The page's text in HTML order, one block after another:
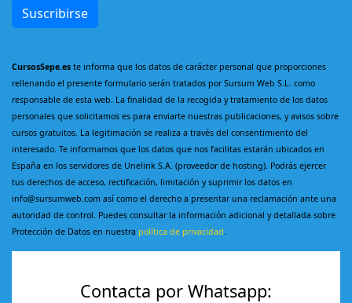
Suscribirse
CursosSepe.es te informa que los datos de carácter personal que proporciones
rellenando el presente formulario serán tratados por Sursum Web S.L. como
responsable de esta web. La finalidad de la recogida y tratamiento de los datos
personales que solicitamos es para enviarte nuestras publicaciones, y avisos sobre
cursos gratuitos. La legitimación se realiza a través del consentimiento del
interesado. Te informamos que los datos que nos facilitas estarán ubicados en
España en los servidores de Unelink S.A. (proveedor de hosting). Podrás ejercer
tus derechos de acceso, rectificación, limitación y suprimir los datos en
info@sursumweb.com así como el derecho a presentar una reclamación ante una
autoridad de control. Puedes consultar la información adicional y detallada sobre
Protección de Datos en nuestra política de privacidad.
Contacta por Whatsapp: